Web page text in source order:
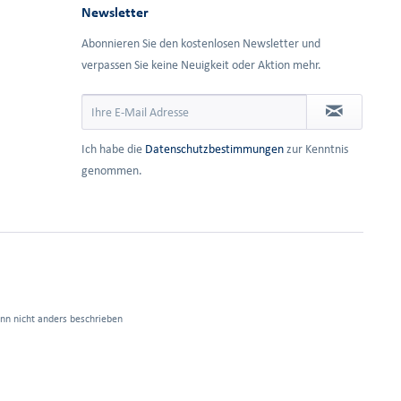
Newsletter
Abonnieren Sie den kostenlosen Newsletter und
verpassen Sie keine Neuigkeit oder Aktion mehr.
Ich habe die Datenschutzbestimmungen zur Kenntnis
genommen.
nicht anders beschrieben